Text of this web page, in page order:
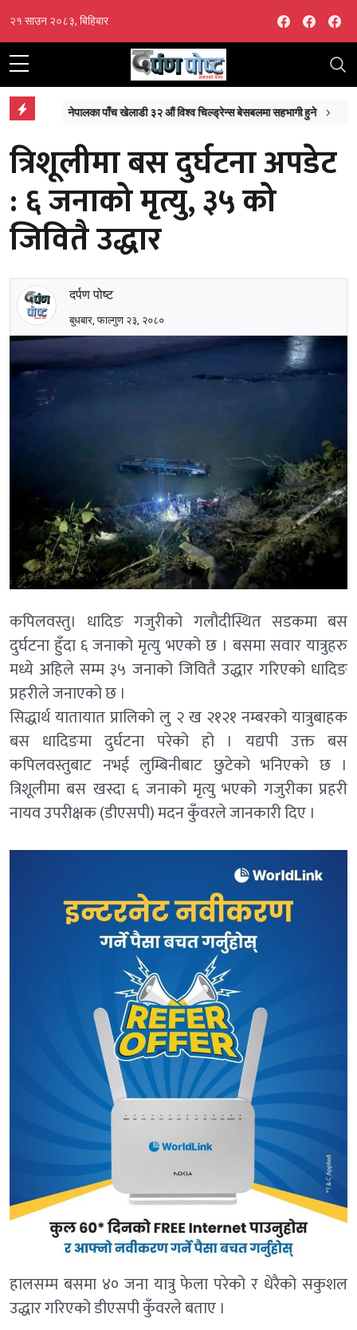
२१ साउन २०८३, बिहिबार Facebook
दाहाल नेपालका पाँच खेलाडी ३२ औं विश्व चिल्ड्रेन्स बेसबलमा सहभागी हुने
त्रिशूलीमा बस दुर्घटना अपडेट
: ६ जनाको मृत्यु, ३५ को
जिवितै उद्धार
दर्पण पोष्ट
बुधबार, फाल्गुण २३, २०८०
कपिलवस्तु। धादिङ गजुरीको गलौदीस्थित सडकमा बस
दुर्घटना हुँदा ६ जनाको मृत्यु भएको छ । बसमा सवार यात्रुहरु
मध्ये अहिले सम्म ३५ जनाको जिवितै उद्धार गरिएको धादिङ
प्रहरीले जनाएको छ ।
सिद्धार्थ यातायात प्रालिको लु २ ख २१२१ नम्बरको यात्रुबाहक
बस धादिङमा दुर्घटना परेको हो । यद्यपी उक्त बस
कपिलवस्तुबाट नभई लुम्बिनीबाट छुटेको भनिएको छ ।
त्रिशूलीमा बस खस्दा ६ जनाको मृत्यु भएको गजुरीका प्रहरी
नायव उपरीक्षक (डीएसपी) मदन कुँवरले जानकारी दिए ।
हालसम्म बसमा ४० जना यात्रु फेला परेको र धेरैको सकुशल
उद्धार गरिएको डीएसपी कुँवरले बताए ।